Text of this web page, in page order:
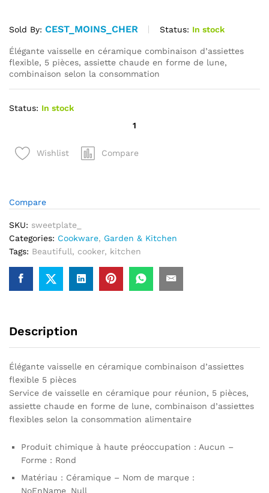
Sold By: CEST_MOINS_CHER Status: In stock
Élégante vaisselle en céramique combinaison d’assiettes
flexible, 5 pièces, assiette chaude en forme de lune,
combinaison selon la consommation
Status: In stock
Élégante
vaisselle
combinaison
flexible
5
pièces
Wishlist Compare
Compare
SKU: sweetplate_
Categories: Cookware, Garden & Kitchen
Tags: Beautifull, cooker, kitchen
Description
Élégante vaisselle en céramique combinaison d’assiettes
flexible 5 pièces
Service de vaisselle en céramique pour réunion, 5 pièces,
assiette chaude en forme de lune, combinaison d’assiettes
flexibles selon la consommation alimentaire
Produit chimique à haute préoccupation : Aucun –
Forme : Rond
Matériau : Céramique – Nom de marque :
NoEnName_Null